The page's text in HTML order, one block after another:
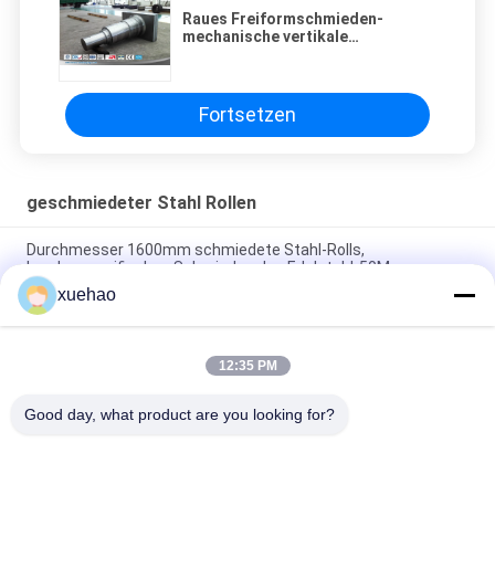
Raues Freiformschmieden-
mechanische vertikale
Fortsetzen
geschmiedeter Stahl Rollen
Durchmesser 1600mm schmiedete Stahl-Rolls,
kundenspezifisches Schmieden des Edelstahl-50Mn
Sterben Sie, Hochgeschwindigkeitsrollen-Form-Stahl-hohe
Härte für Walzenmühle zu schmieden
Raues Freiformschmieden-mechanische vertikale
xuehao
12:35 PM
Good day, what product are you looking for?